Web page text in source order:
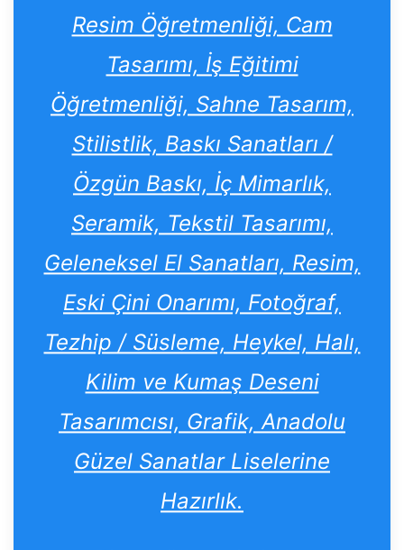
Resim Öğretmenliği, Cam
Tasarımı, İş Eğitimi
Öğretmenliği, Sahne Tasarım,
Stilistlik, Baskı Sanatları /
Özgün Baskı, İç Mimarlık,
Seramik, Tekstil Tasarımı,
Geleneksel El Sanatları, Resim,
Eski Çini Onarımı, Fotoğraf,
Tezhip / Süsleme, Heykel, Halı,
Kilim ve Kumaş Deseni
Tasarımcısı, Grafik, Anadolu
Güzel Sanatlar Liselerine
Hazırlık.